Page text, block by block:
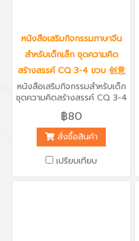
หนังสือเสริมกิจกรรมภาษาจีน
สำหรับเด็กเล็ก ชุดความคิด
สร้างสรรค์ CQ 3-4 ขวบ 创意
หนังสือเสริมกิจกรรมสำหรับเด็ก
ชุดความคิดสร้างสรรค์ CQ 3-4
years สี่สีทั้งเล่ม กระดาษหนา
พร้อมสติกเกอร์มากมาย ลาย
เส้นสวยงาม เหมาะกับเด็กเล็ก
อายุ 3-4 ขวบ หนังสือประกอบ
ไปด้วยกิจกรรมสนุกๆเพิ่มทักษะ
ความคิดสร้างสรรค์ และเรียนรู้
ภาษาจีนผ่านกิจกรรม เหมาะกับ
฿80
สั่งซื้อสินค้า
เปรียบเทียบ